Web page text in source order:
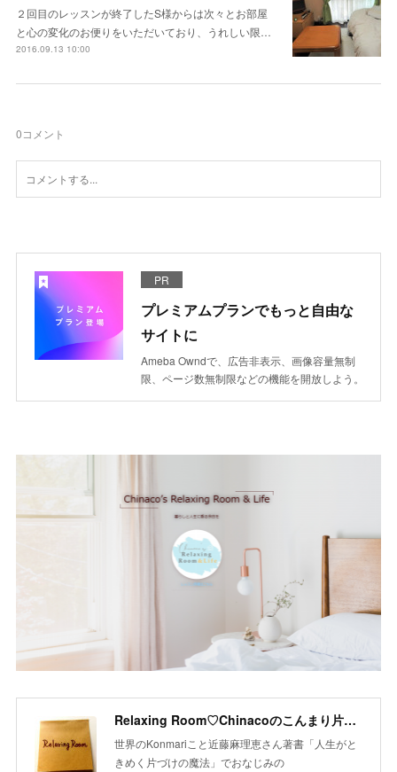
２回目のレッスンが終了したS様からは次々とお部屋
と心の変化のお便りをいただいており、うれしい限…
2016.09.13 10:00
0コメント
PR
プレミアムプランでもっと自由な
サイトに
Ameba Owndで、広告非表示、画像容量無制
限、ページ数無制限などの機能を開放しよう。
Relaxing Room♡Chinacoのこんまり片づけLesson
世界のKonmariこと近藤麻理恵さん著書「人生がと
きめく片づけの魔法」でおなじみの